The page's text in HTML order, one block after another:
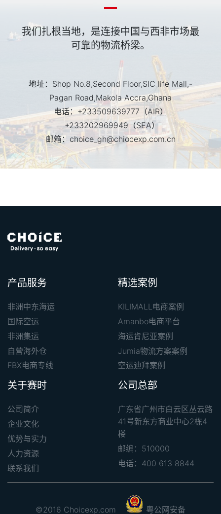
我们扎根当地，是连接中国与西非市场最
可靠的物流桥梁。
地址： Shop No.8,Second Floor,SIC life Mall,-
Pagan Road,Makola Accra,Ghana
电话： +233509639777 （AIR）
+233202969949 （SEA）
邮箱： choice_gh@chiocexp.com.cn
产品服务
非洲中东海运
国际空运
非洲集运
自营海外仓
FBX电商专线
精选案例
KILIMALL电商案例
Amanbo电商平台
海运肯尼亚案例
Jumia物流方案案例
空运迪拜案例
关于赛时
公司简介
企业文化
优势与实力
人力资源
联系我们
公司总部
广东省广州市白云区丛云路
41号新东方商业中心2栋4
楼
邮编：510000
电话：400 613 8844
©2016 Choicexp.com 粤公网安备